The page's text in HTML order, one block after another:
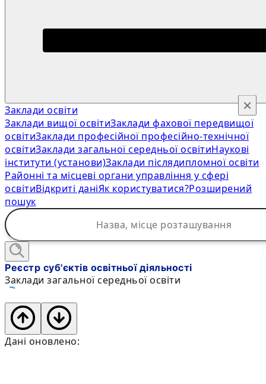
Заклади освіти
Заклади вищої освітиЗаклади фахової передвищої
освітиЗаклади професійної професійно-технічної
освітиЗаклади загальної середньої освітиНаукові
інститути (установи)Заклади післядипломної освіти
Районні та місцеві органи управління у сфері
освітиВідкриті даніЯк користуватися?Розширений
пошук
×
Реєстр суб'єктів освітньої діяльності
Заклади загальної середньої освіти
Дані оновлено: